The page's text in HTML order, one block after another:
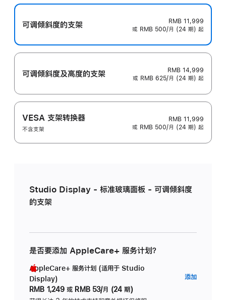
可调倾斜度的支架
RMB 11,999
或 RMB 500/月 (24 期) 起
可调倾斜度及高‍度的支‍架
RMB 14,999
或 RMB 625/月 (24 期) 起
VESA 支架转换器
不含支架
RMB 11,999
或 RMB 500/月 (24 期) 起
Studio Display - 标准玻璃面板 - 可调倾斜度
的支架
是否要添加 AppleCare+ 服务计划？
AppleCare+ 服务计划 (适用于 Studio
Display)
RMB 1,249 或 RMB 53/月 (24 期)
添加